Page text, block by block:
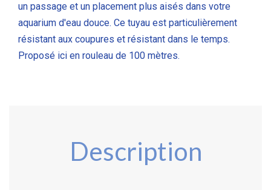
un passage et un placement plus aisés dans votre
aquarium d'eau douce. Ce tuyau est particulièrement
résistant aux coupures et résistant dans le temps.
Proposé ici en rouleau de 100 mètres.
Description